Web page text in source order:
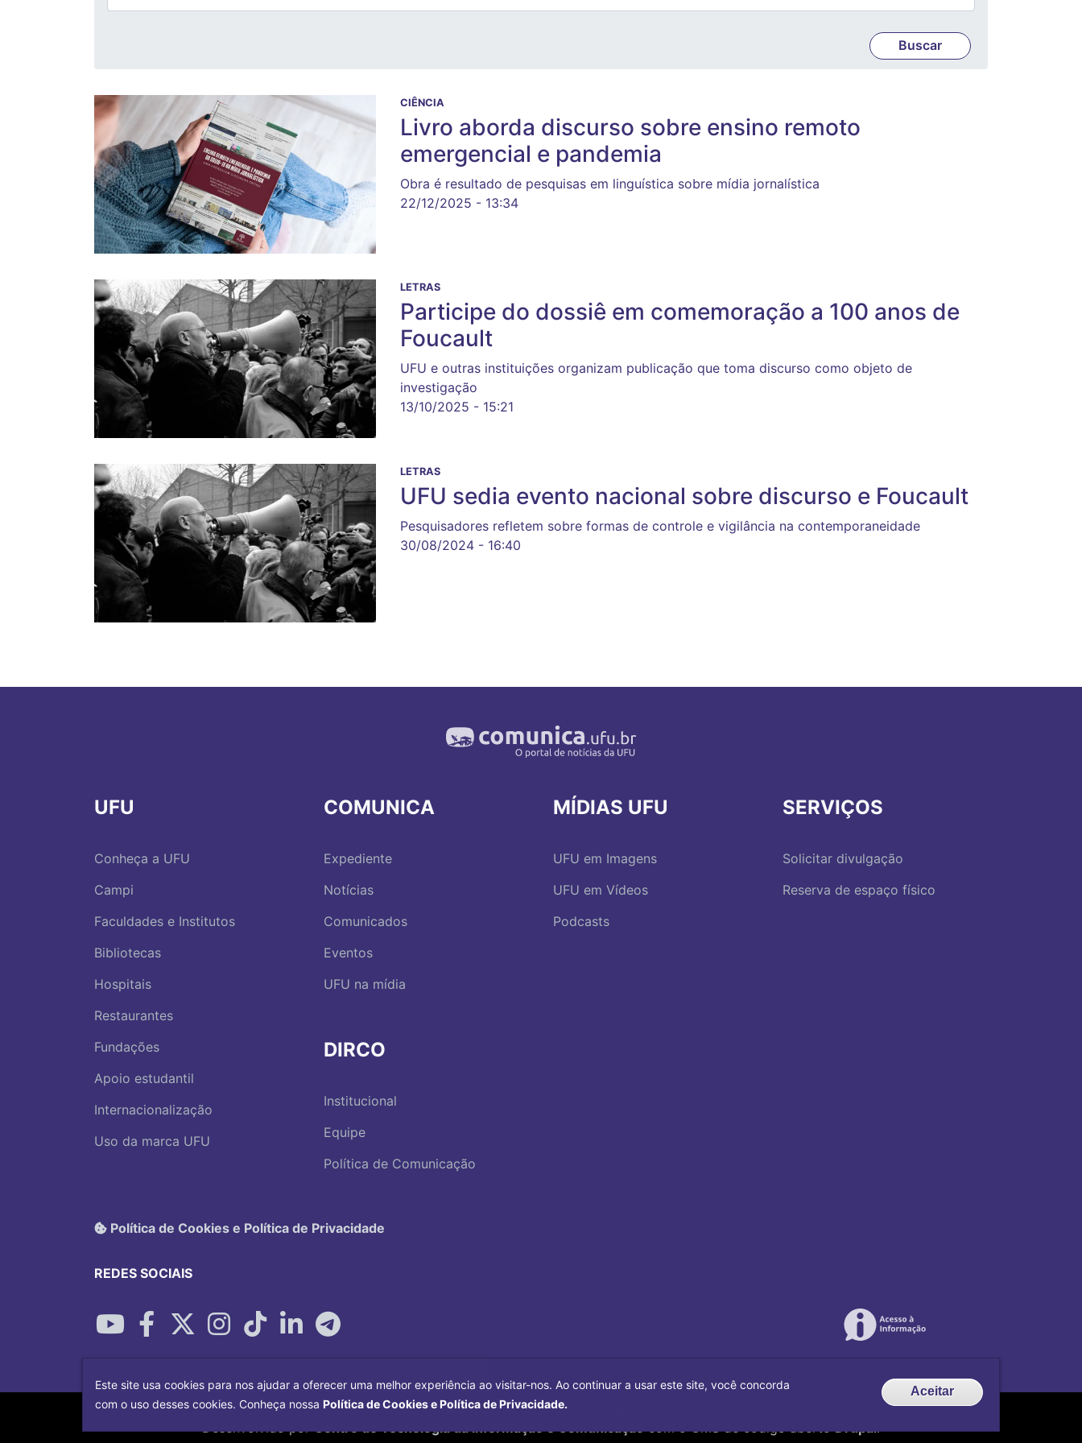
CIÊNCIA
Livro aborda discurso sobre ensino remoto
emergencial e pandemia
Obra é resultado de pesquisas em linguística sobre mídia jornalística
22/12/2025 - 13:34
LETRAS
Participe do dossiê em comemoração a 100 anos de
Foucault
UFU e outras instituições organizam publicação que toma discurso como objeto de
investigação
13/10/2025 - 15:21
LETRAS
UFU sedia evento nacional sobre discurso e Foucault
Pesquisadores refletem sobre formas de controle e vigilância na contemporaneidade
30/08/2024 - 16:40
UFU
Conheça a UFU
Campi
Faculdades e Institutos
Bibliotecas
Hospitais
Restaurantes
Fundações
Apoio estudantil
Internacionalização
Uso da marca UFU
COMUNICA
Expediente
Notícias
Comunicados
Eventos
UFU na mídia
DIRCO
Institucional
Equipe
Política de Comunicação
MÍDIAS UFU
UFU em Imagens
UFU em Vídeos
Podcasts
SERVIÇOS
Solicitar divulgação
Reserva de espaço físico
Política de Cookies e Política de Privacidade
REDES SOCIAIS
Copyright©2026Universidade Federal Uberlândia.
Desenvolvido por Centro de Tecnologia da Informação e Comunicação com o CMS de código aberto Drupal
Este site usa cookies para nos ajudar a oferecer uma melhor experiência ao visitar-nos. Ao continuar a usar este site, você concorda
com o uso desses cookies. Conheça nossa Política de Cookies e Política de Privacidade.
Aceitar